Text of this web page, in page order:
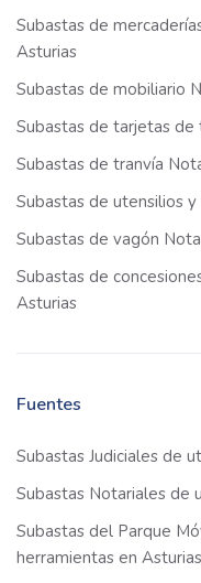
Subastas de
Asturias
Subastas de mobiliario
Subastas de tarjetas
Subastas de tranvía
Subastas de utensilios
Subastas de vagón
Subastas de
Asturias
Fuentes
Subastas Judiciales de
Subastas Notariales de
Subastas del Parque
herramientas en Asturias